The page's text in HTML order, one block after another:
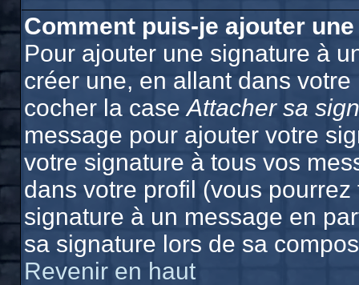
Comment puis-je ajouter
Pour ajouter une signature à
créer une, en allant dans
cocher la caseAttacher sa
message pour ajouter votre
votre signature à tous vos
dans votre profil (vous
signature à un message en
sa signature lors de sa
Revenir en haut